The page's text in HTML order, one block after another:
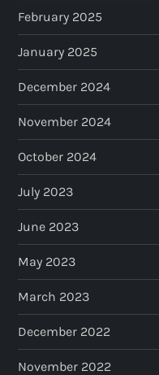
February 2025
January 2025
December 2024
November 2024
October 2024
July 2023
June 2023
May 2023
March 2023
December 2022
November 2022